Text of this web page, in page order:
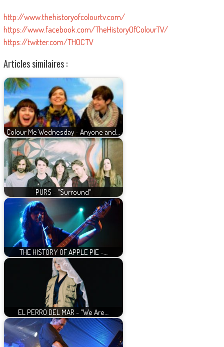
http://www.thehistoryofcolourtv.com/
https://www.facebook.com/TheHistoryOfColourTV/
https://twitter.com/THOCTV
Articles similaires :
Colour Me Wednesday - Anyone and…
PURS - "Surround"
THE HISTORY OF APPLE PIE -…
EL PERRO DEL MAR - "We Are…